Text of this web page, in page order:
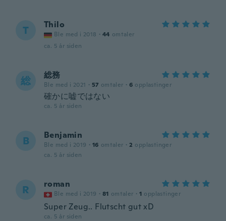
T Thilo
Ble med i 2018 · 44 omtaler
ca. 5 år siden
総 総務
Ble med i 2021 · 57 omtaler · 6 opplastinger
確かに嘘ではない
ca. 5 år siden
B Benjamin
Ble med i 2019 · 16 omtaler · 2 opplastinger
ca. 5 år siden
R roman
Ble med i 2019 · 81 omtaler · 1 opplastinger
Super Zeug.. Flutscht gut xD
ca. 5 år siden